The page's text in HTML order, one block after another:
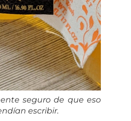
seguro de que eso
escribir.